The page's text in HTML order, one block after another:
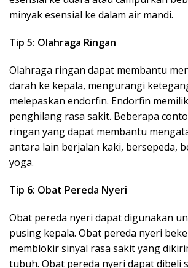
minyak esensial ke dalam air mandi.
Tip 5: Olahraga Ringan
Olahraga ringan dapat membantu
darah ke kepala, mengurangi
melepaskan endorfin. Endorfin
penghilang rasa sakit. Beberapa
ringan yang dapat membantu
antara lain berjalan kaki, bersepeda,
yoga.
Tip 6: Obat Pereda Nyeri
Obat pereda nyeri dapat digunakan
pusing kepala. Obat pereda nyeri
memblokir sinyal rasa sakit yang
tubuh. Obat pereda nyeri dapat dibeli